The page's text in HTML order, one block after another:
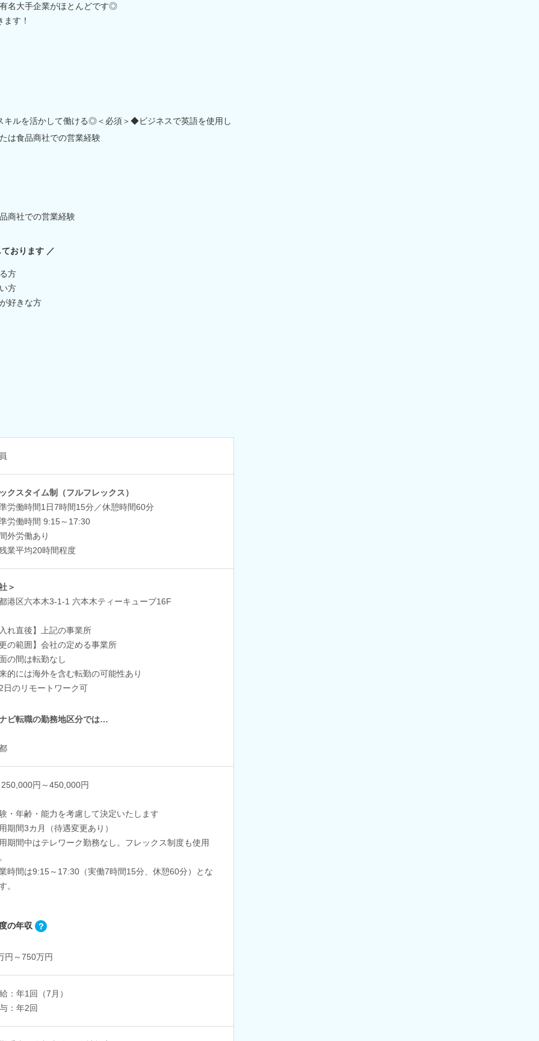
名大手企業がほとんどです◎
す！
キルを活かして働ける◎＜必須＞◆ビジネスで英語を使用し
は食品商社での営業経験
商社での営業経験
おります ／
方
方
好きな方
クスタイム制（フルフレックス）
労働時間1日7時間15分／休憩時間60分
労働時間 9:15～17:30
外労働あり
業平均20時間程度
＞
港区六本木3-1-1 六本木ティーキューブ16F
れ直後】上記の事業所
の範囲】会社の定める事業所
の間は転勤なし
的には海外を含む転勤の可能性あり
のリモートワーク可
ビ転職の勤務地区分では…
円～450,000円
・年齢・能力を考慮して決定いたします
期間3カ月（待遇変更あり）
間中はテレワーク勤務なし。フレックス制度も使用
間は9:15～17:30（実働7時間15分、休憩60分）とな
。
の年収
円～750万円
：年1回（7月）
：年2回